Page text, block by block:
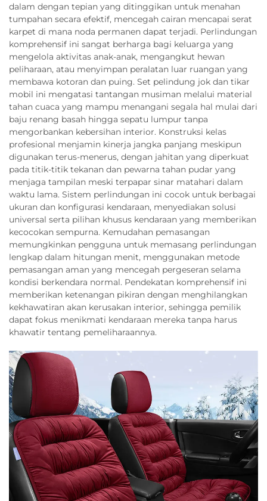
dalam dengan tepian yang ditinggikan untuk menahan
tumpahan secara efektif, mencegah cairan mencapai serat
karpet di mana noda permanen dapat terjadi. Perlindungan
komprehensif ini sangat berharga bagi keluarga yang
mengelola aktivitas anak-anak, mengangkut hewan
peliharaan, atau menyimpan peralatan luar ruangan yang
membawa kotoran dan puing. Set pelindung jok dan tikar
mobil ini mengatasi tantangan musiman melalui material
tahan cuaca yang mampu menangani segala hal mulai dari
baju renang basah hingga sepatu lumpur tanpa
mengorbankan kebersihan interior. Konstruksi kelas
profesional menjamin kinerja jangka panjang meskipun
digunakan terus-menerus, dengan jahitan yang diperkuat
pada titik-titik tekanan dan pewarna tahan pudar yang
menjaga tampilan meski terpapar sinar matahari dalam
waktu lama. Sistem perlindungan ini cocok untuk berbagai
ukuran dan konfigurasi kendaraan, menyediakan solusi
universal serta pilihan khusus kendaraan yang memberikan
kecocokan sempurna. Kemudahan pemasangan
memungkinkan pengguna untuk memasang perlindungan
lengkap dalam hitungan menit, menggunakan metode
pemasangan aman yang mencegah pergeseran selama
kondisi berkendara normal. Pendekatan komprehensif ini
memberikan ketenangan pikiran dengan menghilangkan
kekhawatiran akan kerusakan interior, sehingga pemilik
dapat fokus menikmati kendaraan mereka tanpa harus
khawatir tentang pemeliharaannya.